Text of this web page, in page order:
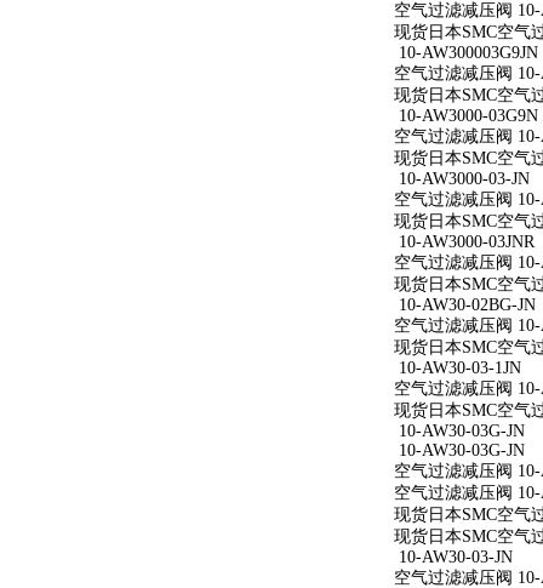
空气过滤减压阀 10-
现货日本SMC空气
10-AW300003G9JN
空气过滤减压阀 10-
现货日本SMC空气
10-AW3000-03G9N
空气过滤减压阀 10-
现货日本SMC空气
10-AW3000-03-JN
空气过滤减压阀 10-
现货日本SMC空气
10-AW3000-03JNR
空气过滤减压阀 10-
现货日本SMC空气
10-AW30-02BG-JN
空气过滤减压阀 10-
现货日本SMC空气
10-AW30-03-1JN
空气过滤减压阀 10-
现货日本SMC空气
10-AW30-03G-JN
10-AW30-03G-JN
空气过滤减压阀 10-
空气过滤减压阀 10-
现货日本SMC空气
现货日本SMC空气
10-AW30-03-JN
空气过滤减压阀 10-